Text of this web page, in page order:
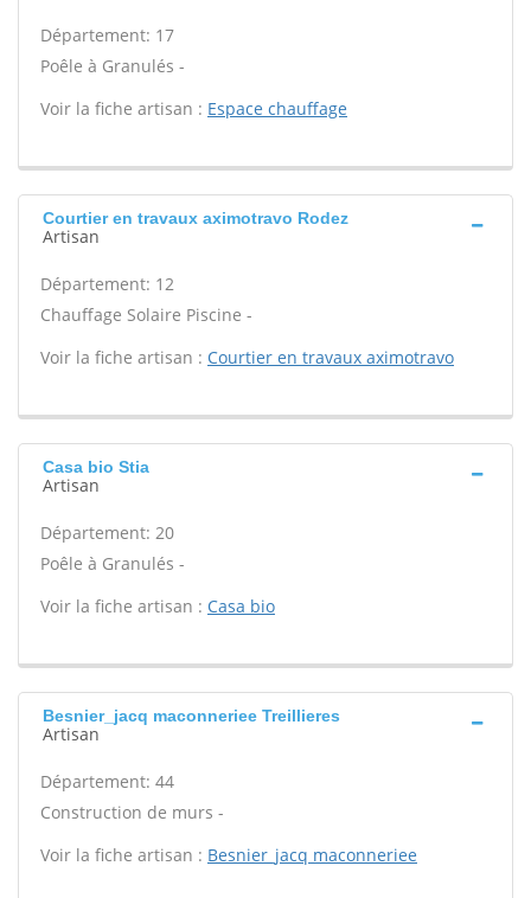
Département: 17
Poêle à Granulés -
Voir la fiche artisan : Espace chauffage
Courtier en travaux aximotravo Rodez
Artisan
Département: 12
Chauffage Solaire Piscine -
Voir la fiche artisan : Courtier en travaux aximotravo
Casa bio Stia
Artisan
Département: 20
Poêle à Granulés -
Voir la fiche artisan : Casa bio
Besnier_jacq maconneriee Treillieres
Artisan
Département: 44
Construction de murs -
Voir la fiche artisan : Besnier_jacq maconneriee